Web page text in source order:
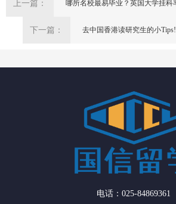
上一篇： 哪所名校最易毕业？英国大学挂科
下一篇： 去中国香港读研究生的小Tips!
电话：025-84869361